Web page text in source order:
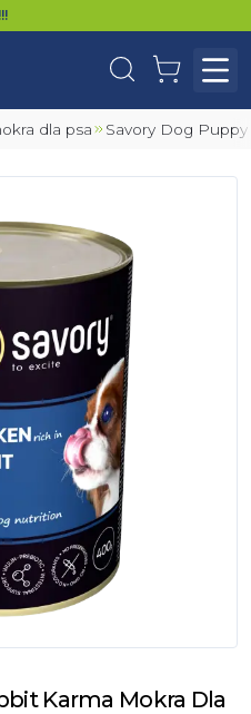
WyszukajKoszyk
dla psa Savory Dog
Karma Mokra Dla